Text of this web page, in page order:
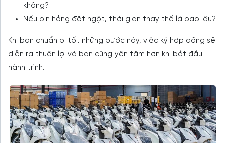
không?
Nếu pin hỏng đột ngột, thời gian thay thế là bao lâu?
Khi bạn chuẩn bị tốt những bước này, việc ký hợp đồng sẽ
diễn ra thuận lợi và bạn cũng yên tâm hơn khi bắt đầu
hành trình.